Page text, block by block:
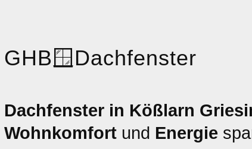
GHB🪟 Dachfenster
Dachfenster in Kößlarn
Wohnkomfort und Energie